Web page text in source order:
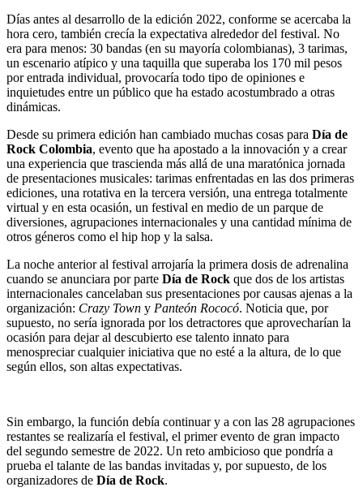
Días antes al desarrollo de la edición 2022, conforme se acercaba la
hora cero, también crecía la expectativa alrededor del festival. No
era para menos: 30 bandas (en su mayoría colombianas), 3 tarimas,
un escenario atípico y una taquilla que superaba los 170 mil pesos
por entrada individual, provocaría todo tipo de opiniones e
inquietudes entre un público que ha estado acostumbrado a otras
dinámicas.
Desde su primera edición han cambiado muchas cosas para Día de
Rock Colombia, evento que ha apostado a la innovación y a crear
una experiencia que trascienda más allá de una maratónica jornada
de presentaciones musicales: tarimas enfrentadas en las dos primeras
ediciones, una rotativa en la tercera versión, una entrega totalmente
virtual y en esta ocasión, un festival en medio de un parque de
diversiones, agrupaciones internacionales y una cantidad mínima de
otros géneros como el hip hop y la salsa.
La noche anterior al festival arrojaría la primera dosis de adrenalina
cuando se anunciara por parte Día de Rock que dos de los artistas
internacionales cancelaban sus presentaciones por causas ajenas a la
organización: Crazy Town y Panteón Rococó. Noticia que, por
supuesto, no sería ignorada por los detractores que aprovecharían la
ocasión para dejar al descubierto ese talento innato para
menospreciar cualquier iniciativa que no esté a la altura, de lo que
según ellos, son altas expectativas.
Sin embargo, la función debía continuar y a con las 28 agrupaciones
restantes se realizaría el festival, el primer evento de gran impacto
del segundo semestre de 2022. Un reto ambicioso que pondría a
prueba el talante de las bandas invitadas y, por supuesto, de los
organizadores de Día de Rock.